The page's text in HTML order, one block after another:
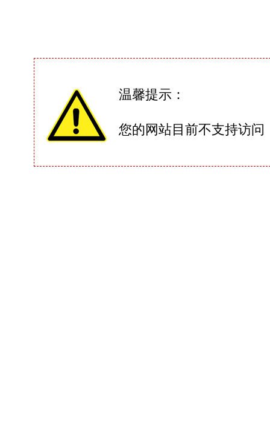
温馨提示：
您的网站目前不支持访